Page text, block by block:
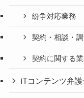
紛争対応業務
契約・相談・
契約に関する
iTコンテンツ弁